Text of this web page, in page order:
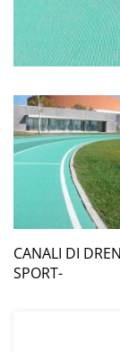
CANALI DI
SPORT-